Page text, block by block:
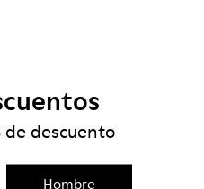
de descuento
Hombre